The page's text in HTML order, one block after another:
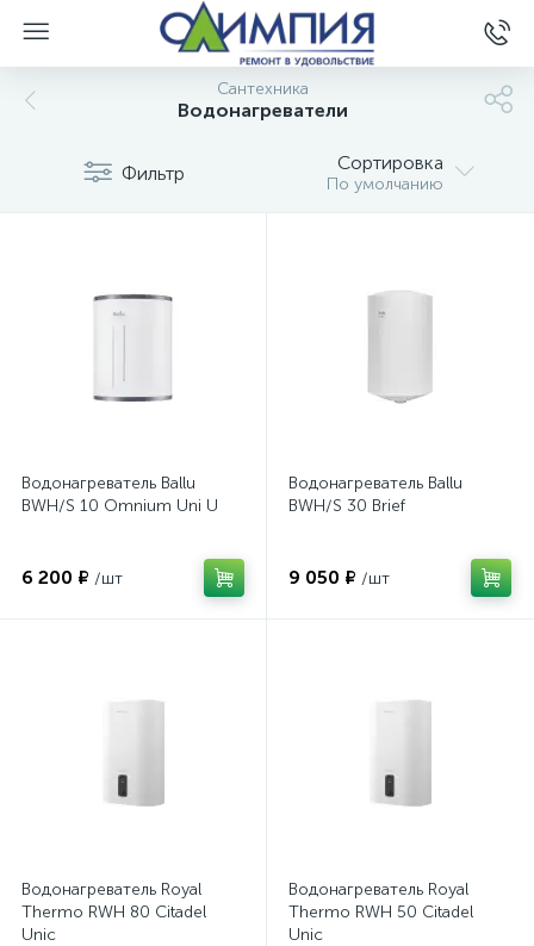
Сантехника
Водонагреватели
Фильтр Сортировка
По умолчанию
Водонагреватель Ballu
BWH/S 10 Omnium Uni U
6 200 ₽ /шт
Водонагреватель Ballu
BWH/S 30 Brief
9 050 ₽ /шт
Водонагреватель Royal
Thermo RWH 80 Citadel
Unic
Водонагреватель Royal
Thermo RWH 50 Citadel
Unic